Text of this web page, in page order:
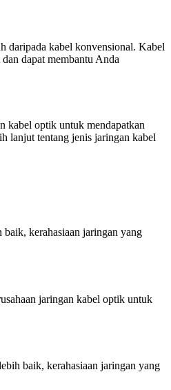
daripada kabel konvensional. Kabel
dapat membantu Anda
kabel optik untuk mendapatkan
lanjut tentang jenis jaringan kabel
kerahasiaan jaringan yang
jaringan kabel optik untuk
baik, kerahasiaan jaringan yang